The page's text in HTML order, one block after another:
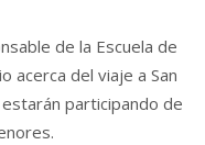
de la Escuela de
acerca del viaje a San
participando de